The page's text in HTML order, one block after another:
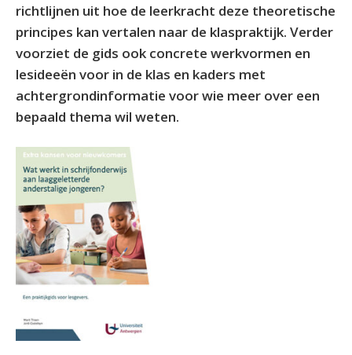
richtlijnen uit hoe de leerkracht deze theoretische
principes kan vertalen naar de klaspraktijk. Verder
voorziet de gids ook concrete werkvormen en
lesideeën voor in de klas en kaders met
achtergrondinformatie voor wie meer over een
bepaald thema wil weten.